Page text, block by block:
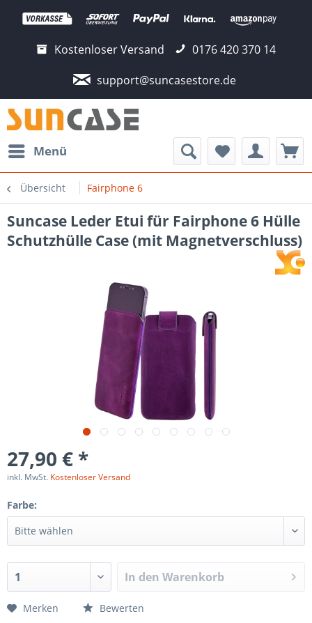
Kostenloser Versand
0176 420 370 14
support@suncasestore.de
Menü
Übersicht Fairphone 6
Suncase Leder Etui für Fairphone 6 Hülle
Schutzhülle Case (mit Magnetverschluss)
27,90 € *
inkl. MwSt. Kostenloser Versand
Farbe:
In den Warenkorb
Merken Bewerten